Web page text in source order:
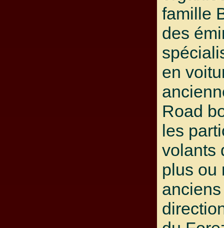
famille
des
en
Road
les
volants
plus ou